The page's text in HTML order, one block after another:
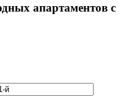
апартаментов с